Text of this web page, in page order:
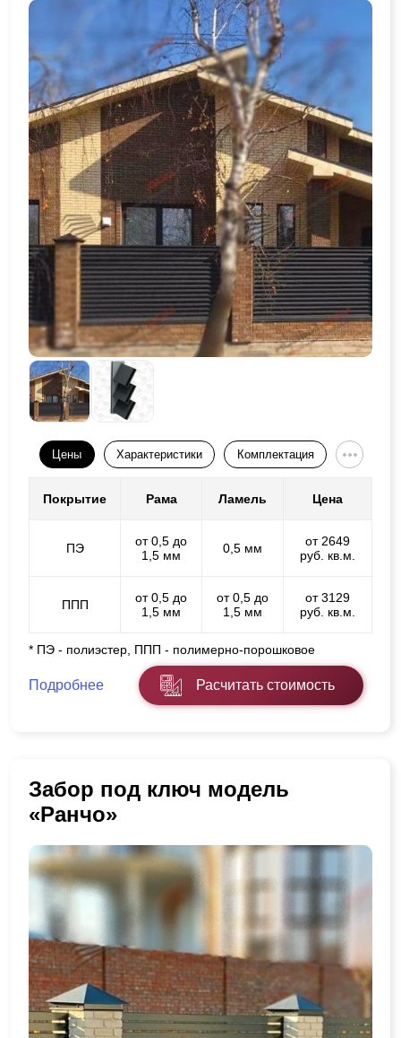
Цены Характеристики Комплектация
Покрытие Рама Ламель Цена
ПЭ
от 0,5 до
1,5 мм
0,5 мм
от 2649
руб. кв.м.
ППП
от 0,5 до
1,5 мм
от 0,5 до
1,5 мм
от 3129
руб. кв.м.
* ПЭ - полиэстер, ППП - полимерно-порошковое
Подробнее Расчитать стоимость
Забор под ключ модель
«Ранчо»